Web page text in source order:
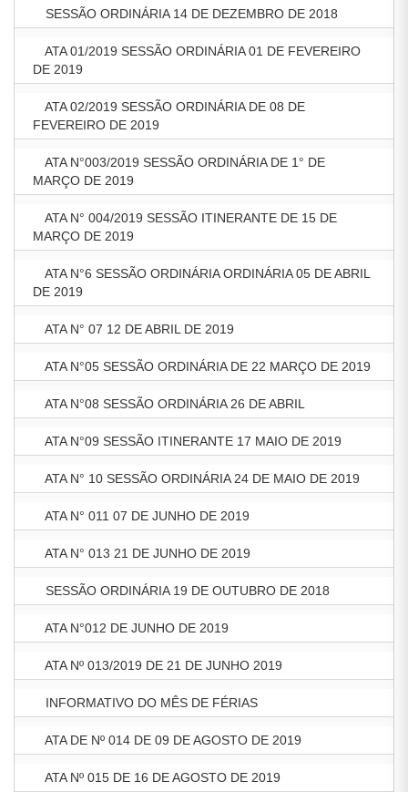
SESSÃO ORDINÁRIA 14 DE DEZEMBRO DE 2018
ATA 01/2019 SESSÃO ORDINÁRIA 01 DE FEVEREIRO
DE 2019
ATA 02/2019 SESSÃO ORDINÁRIA DE 08 DE
FEVEREIRO DE 2019
ATA N°003/2019 SESSÃO ORDINÁRIA DE 1° DE
MARÇO DE 2019
ATA N° 004/2019 SESSÃO ITINERANTE DE 15 DE
MARÇO DE 2019
ATA N°6 SESSÃO ORDINÁRIA ORDINÁRIA 05 DE ABRIL
DE 2019
ATA N° 07 12 DE ABRIL DE 2019
ATA N°05 SESSÃO ORDINÁRIA DE 22 MARÇO DE 2019
ATA N°08 SESSÃO ORDINÁRIA 26 DE ABRIL
ATA N°09 SESSÃO ITINERANTE 17 MAIO DE 2019
ATA N° 10 SESSÃO ORDINÁRIA 24 DE MAIO DE 2019
ATA N° 011 07 DE JUNHO DE 2019
ATA N° 013 21 DE JUNHO DE 2019
SESSÃO ORDINÁRIA 19 DE OUTUBRO DE 2018
ATA N°012 DE JUNHO DE 2019
ATA Nº 013/2019 DE 21 DE JUNHO 2019
INFORMATIVO DO MÊS DE FÉRIAS
ATA DE Nº 014 DE 09 DE AGOSTO DE 2019
ATA Nº 015 DE 16 DE AGOSTO DE 2019